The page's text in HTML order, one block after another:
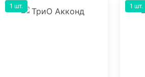
1 шт. 1 шт.